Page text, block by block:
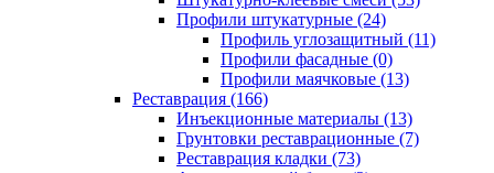
Профили штукатурные (24)
Профиль углозащитный (11)
Профили фасадные (0)
Профили маячковые (13)
Реставрация (166)
Инъекционные материалы (13)
Грунтовки реставрационные (7)
Реставрация кладки (73)